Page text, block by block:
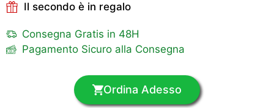
Il secondo è in regalo
Consegna Gratis in 48H
Pagamento Sicuro alla Consegna
Ordina Adesso